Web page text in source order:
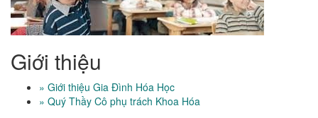
Giới thiệu
» Giới thiệu Gia Đình Hóa Học
» Quý Thầy Cô phụ trách Khoa Hóa